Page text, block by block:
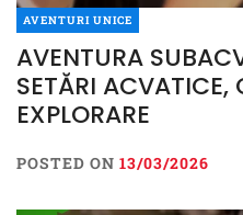
AVENTURI UNICE
AVENTURA
SETĂRI ACVATICE,
EXPLORARE
POSTED ON 13/03/2026